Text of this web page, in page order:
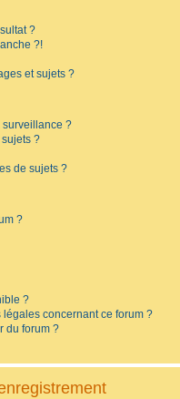
?
?!
et sujets ?
surveillance ?
?
de sujets ?
?
?
concernant ce forum ?
du forum ?